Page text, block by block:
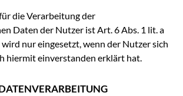
die Verarbeitung der
Daten der Nutzer ist Art. 6 Abs. 1 lit. a
wird nur eingesetzt, wenn der Nutzer sich
hiermit einverstanden erklärt hat.